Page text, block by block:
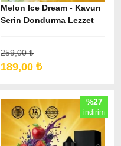
Melon Ice Dream - Kavun
Serin Dondurma Lezzet
259,00 ₺
189,00 ₺
%27
indirim